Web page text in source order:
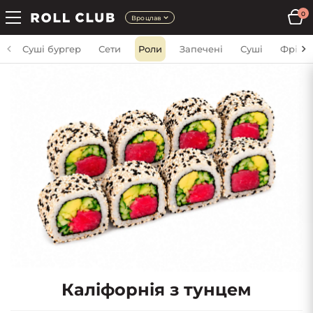
Вроцлав
0
Суші бургер Сети Роли Запечені Суші Фрі
Каліфорнія з тунцем